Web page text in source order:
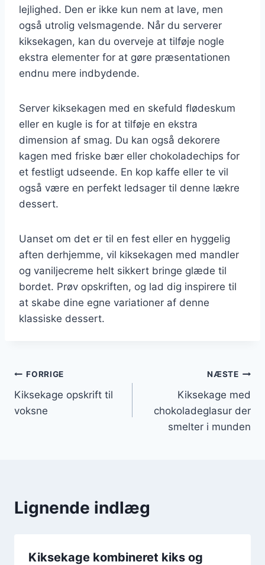
lejlighed. Den er ikke kun nem at lave, men
også utrolig velsmagende. Når du serverer
kiksekagen, kan du overveje at tilføje nogle
ekstra elementer for at gøre præsentationen
endnu mere indbydende.
Server kiksekagen med en skefuld flødeskum
eller en kugle is for at tilføje en ekstra
dimension af smag. Du kan også dekorere
kagen med friske bær eller chokoladechips for
et festligt udseende. En kop kaffe eller te vil
også være en perfekt ledsager til denne lækre
dessert.
Uanset om det er til en fest eller en hyggelig
aften derhjemme, vil kiksekagen med mandler
og vaniljecreme helt sikkert bringe glæde til
bordet. Prøv opskriften, og lad dig inspirere til
at skabe dine egne variationer af denne
klassiske dessert.
Indlægsnavigation
FORRIGE
Kiksekage opskrift til
voksne
NÆSTE
Kiksekage med
chokoladeglasur der
smelter i munden
Lignende indlæg
Kiksekage kombineret kiks og